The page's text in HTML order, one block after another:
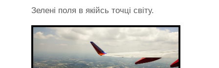
Зелені поля в якійсь точці світу.